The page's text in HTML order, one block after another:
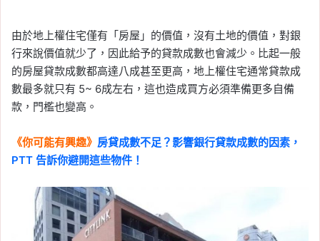
由於地上權住宅僅有「房屋」的價值，沒有土地的價值，對銀
行來說價值就少了，因此給予的貸款成數也會減少。比起一般
的房屋貸款成數都高達八成甚至更高，地上權住宅通常貸款成
數最多就只有 5~ 6成左右，這也造成買方必須準備更多自備
款，門檻也變高。
《你可能有興趣》 房貸成數不足？影響銀行貸款成數的因素，
PTT 告訴你避開這些物件！